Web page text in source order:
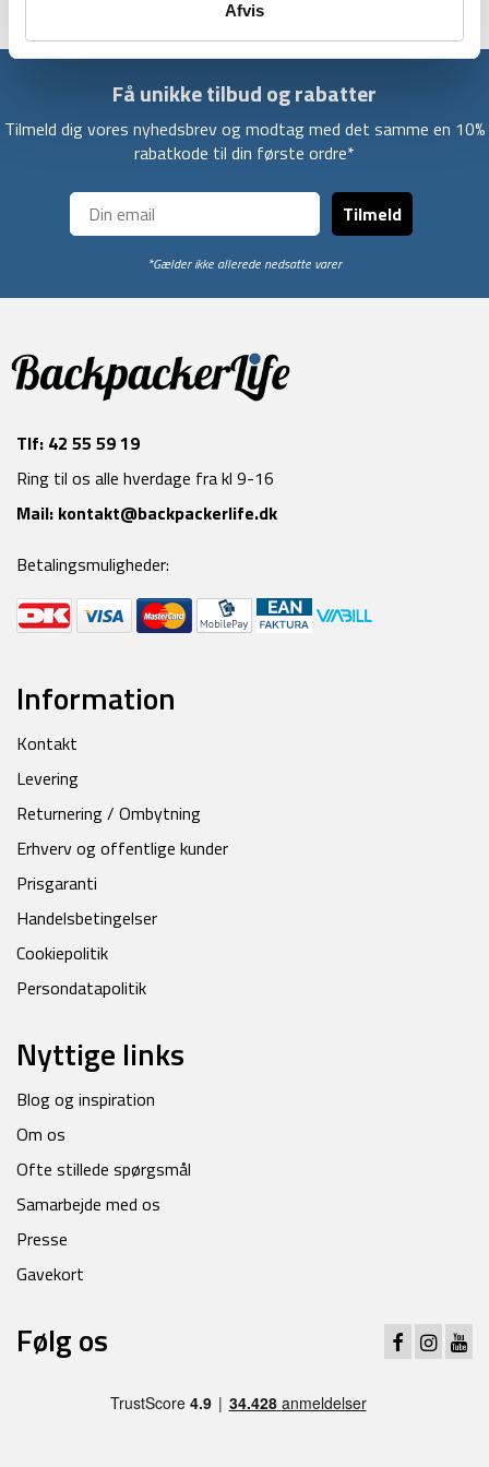
Afvis
Få unikke tilbud og rabatter
Tilmeld dig vores nyhedsbrev og modtag med det samme en 10%
rabatkode til din første ordre*
Tilmeld
*Gælder ikke allerede nedsatte varer
Tlf: 42 55 59 19
Ring til os alle hverdage fra kl 9-16
Mail: kontakt@backpackerlife.dk
Betalingsmuligheder:
Information
Kontakt
Levering
Returnering / Ombytning
Erhverv og offentlige kunder
Prisgaranti
Handelsbetingelser
Cookiepolitik
Persondatapolitik
Nyttige links
Blog og inspiration
Om os
Ofte stillede spørgsmål
Samarbejde med os
Presse
Gavekort
Følg os